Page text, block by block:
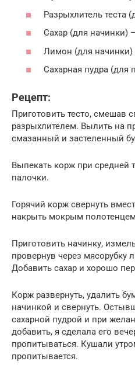
Разрыхлитель теста
Сахар (для начинки)
Лимон (для
Сахарная пудра (для
Рецепт:
Приготовить тесто, смешав
разрыхлителем. Вылить на
смазанный и застеленный
Выпекать корж при средней
палочки.
Горячий корж свернуть
накрыть мокрым
Приготовить начинку,
провернув через мясорубку
Добавить сахар и хорошо
Корж развернуть, удалить
начинкой и свернуть.
сахарной пудрой и при
добавить, я сделала его
пропитываться. Кушали
пропитывается.